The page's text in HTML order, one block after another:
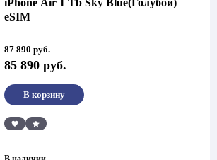
iPhone Air 1 Tb Sky Blue(Голубой)
eSIM
87 890руб.
Первоначальная
цена
составляла
890 руб..
85 890 руб.
Текущая
цена:
85
Сравнить
В корзину